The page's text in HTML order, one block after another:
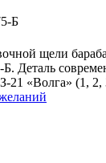
Б
щели
Деталь
21 «Волга» (1,